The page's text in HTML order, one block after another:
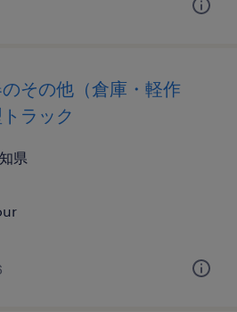
その他（倉庫・軽作
ラック
県